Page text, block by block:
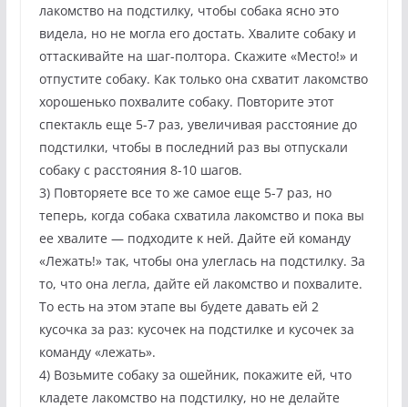
лакомство на подстилку, чтобы собака ясно это
видела, но не могла его достать. Хвалите собаку и
оттаскивайте на шаг-полтора. Скажите «Место!» и
отпустите собаку. Как только она схватит лакомство
хорошенько похвалите собаку. Повторите этот
спектакль еще 5-7 раз, увеличивая расстояние до
подстилки, чтобы в последний раз вы отпускали
собаку с расстояния 8-10 шагов.
3) Повторяете все то же самое еще 5-7 раз, но
теперь, когда собака схватила лакомство и пока вы
ее хвалите — подходите к ней. Дайте ей команду
«Лежать!» так, чтобы она улеглась на подстилку. За
то, что она легла, дайте ей лакомство и похвалите.
То есть на этом этапе вы будете давать ей 2
кусочка за раз: кусочек на подстилке и кусочек за
команду «лежать».
4) Возьмите собаку за ошейник, покажите ей, что
кладете лакомство на подстилку, но не делайте